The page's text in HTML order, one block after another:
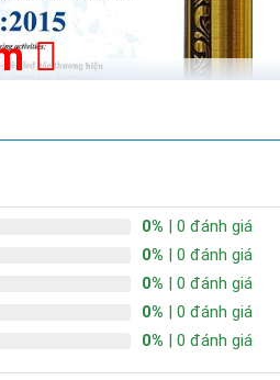
0% | 0 đánh giá
0% | 0 đánh giá
0% | 0 đánh giá
0% | 0 đánh giá
0% | 0 đánh giá